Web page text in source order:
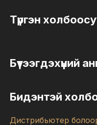
Түргэн
Бүтээгдэхүүний
Бидэнтэй
Дистрибьютер